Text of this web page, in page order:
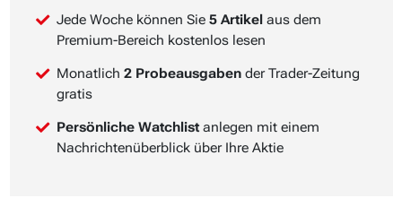
Jede Woche können Sie 5 Artikel aus dem
Premium-Bereich kostenlos lesen
Monatlich 2 Probeausgaben der Trader-Zeitung
gratis
Persönliche Watchlist anlegen mit einem
Nachrichtenüberblick über Ihre Aktie